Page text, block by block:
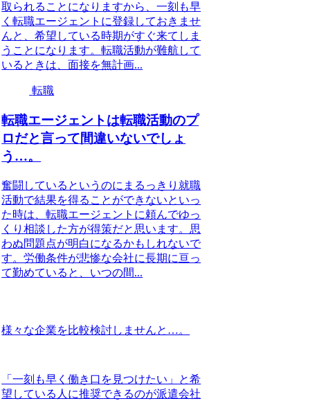
取られることになりますから、一刻も早
く転職エージェントに登録しておきませ
んと、希望している時期がすぐ来てしま
うことになります。転職活動が難航して
いるときは、面接を無計画...
転職
転職エージェントは転職活動のプ
ロだと言って間違いないでしょ
う…。
奮闘しているというのにまるっきり就職
活動で結果を得ることができないといっ
た時は、転職エージェントに頼んでゆっ
くり相談した方が得策だと思います。思
わぬ問題点が明白になるかもしれないで
す。労働条件が悲惨な会社に長期に亘っ
て勤めていると、いつの間...
様々な企業を比較検討しませんと…。
「一刻も早く働き口を見つけたい」と希
望している人に推奨できるのが派遣会社